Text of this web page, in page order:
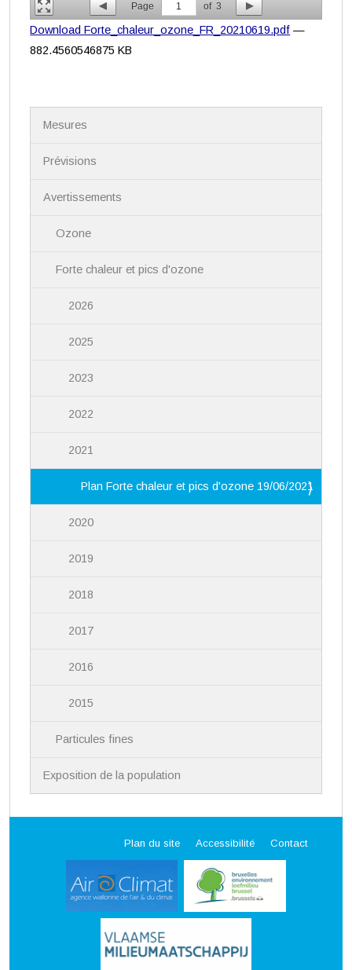
Page 1 of 3
Download Forte_chaleur_ozone_FR_20210619.pdf —
882.4560546875 KB
Mesures
Prévisions
Avertissements
Ozone
Forte chaleur et pics d'ozone
2026
2025
2023
2022
2021
Plan Forte chaleur et pics d'ozone 19/06/2021
2020
2019
2018
2017
2016
2015
Particules fines
Exposition de la population
Plan du site Accessibilité Contact